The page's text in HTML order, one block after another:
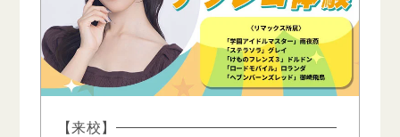
【来校】